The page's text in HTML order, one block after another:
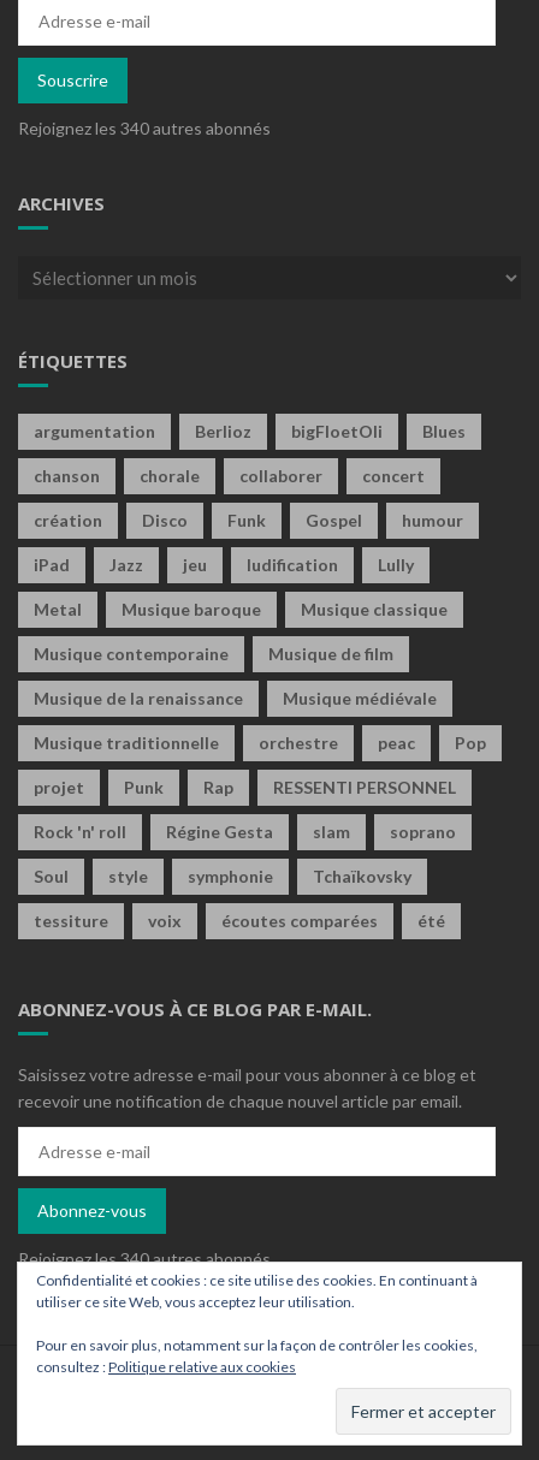
mail
Souscrire
Rejoignez les 340 autres abonnés
ARCHIVES
Archives
ÉTIQUETTES
argumentation Berlioz bigFloetOli Blues
chanson chorale collaborer concert
création Disco Funk Gospel humour
iPad Jazz jeu ludification Lully
Metal Musique baroque Musique classique
Musique contemporaine Musique de film
Musique de la renaissance Musique médiévale
Musique traditionnelle orchestre peac Pop
projet Punk Rap RESSENTI PERSONNEL
Rock 'n' roll Régine Gesta slam soprano
Soul style symphonie Tchaïkovsky
tessiture voix écoutes comparées été
ABONNEZ-VOUS À CE BLOG PAR E-MAIL.
Saisissez votre adresse e-mail pour vous abonner à ce blog et
recevoir une notification de chaque nouvel article par email.
mail
Abonnez-vous
Rejoignez les 340 autres abonnés
Archives
Sylaz
Confidentialité et cookies : ce site utilise des cookies. En continuant à
utiliser ce site Web, vous acceptez leur utilisation.
Pour en savoir plus, notamment sur la façon de contrôler les cookies,
consultez :Politique relative aux cookies